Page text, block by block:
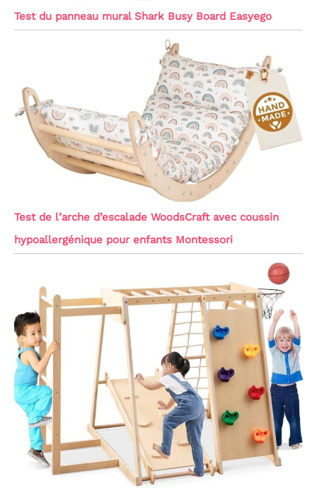
Test du panneau mural Shark Busy Board Easyego
Test de l’arche d’escalade WoodsCraft avec coussin
hypoallergénique pour enfants Montessori